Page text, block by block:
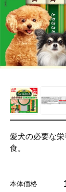
愛犬の必要な
食。
本体価格